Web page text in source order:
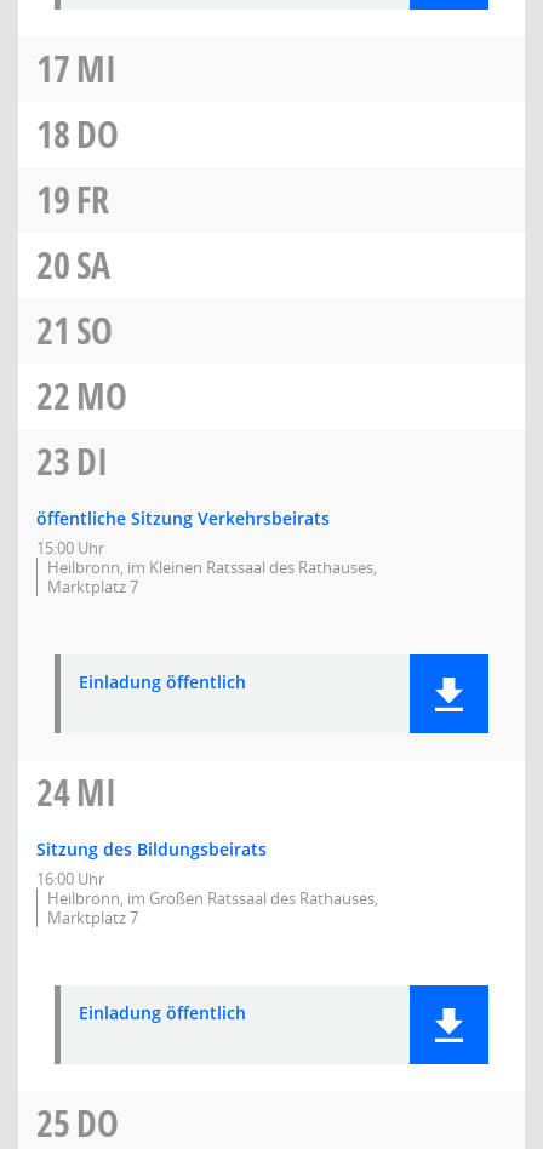
17MI
18DO
19FR
20SA
21 SO
22MO
23DI
öffentliche Sitzung Verkehrsbeirats
15:00 Uhr
Heilbronn, im Kleinen Ratssaal des Rathauses,
Marktplatz 7
Einladung öffentlich
24MI
Sitzung des Bildungsbeirats
16:00 Uhr
Heilbronn, im Großen Ratssaal des Rathauses,
Marktplatz 7
Einladung öffentlich
25DO